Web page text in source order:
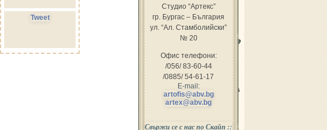
Студио “Артекс”
гр. Бургас – България
ул. “Ал. Стамболийски”
№ 20
Офис телефони:
/056/ 83-60-44
/0885/ 54-61-17
E-mail:
artofis@abv.bg
artex@abv.bg
Свържи се с нас по Скайп ::
Tweet